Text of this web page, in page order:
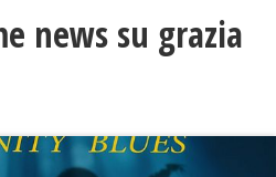
news su grazia